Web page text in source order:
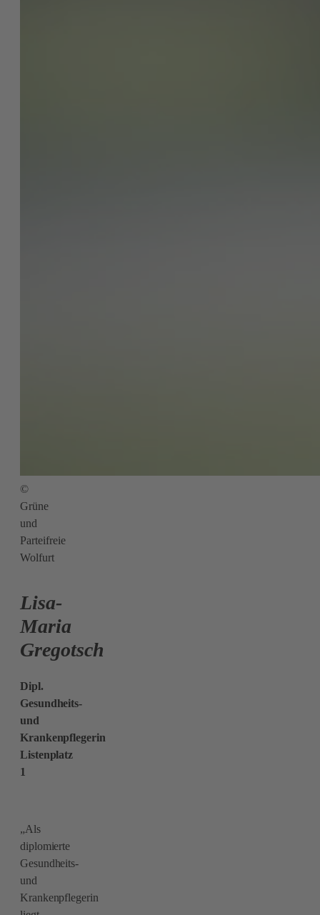
©
Grüne
und
Parteifreie
Wolfurt
Lisa-
Maria
Gregotsch
Dipl.
Gesundheits-
und
Krankenpflegerin
Listenplatz
1
„Als
diplomierte
Gesundheits-
und
Krankenpflegerin